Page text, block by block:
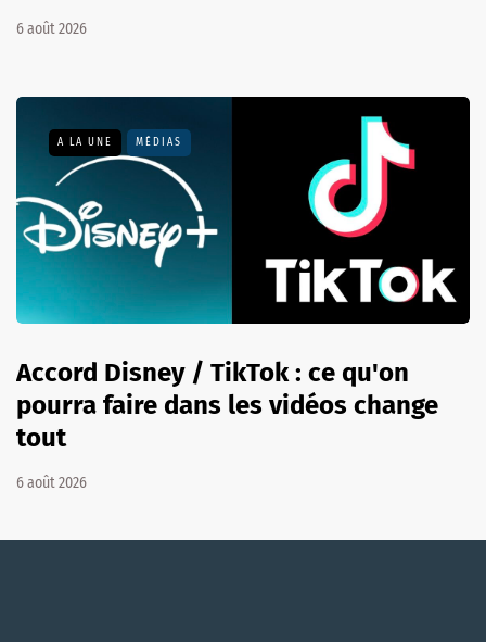
6 août 2026
A LA UNE MÉDIAS
Accord Disney / TikTok : ce qu'on
pourra faire dans les vidéos change
tout
6 août 2026